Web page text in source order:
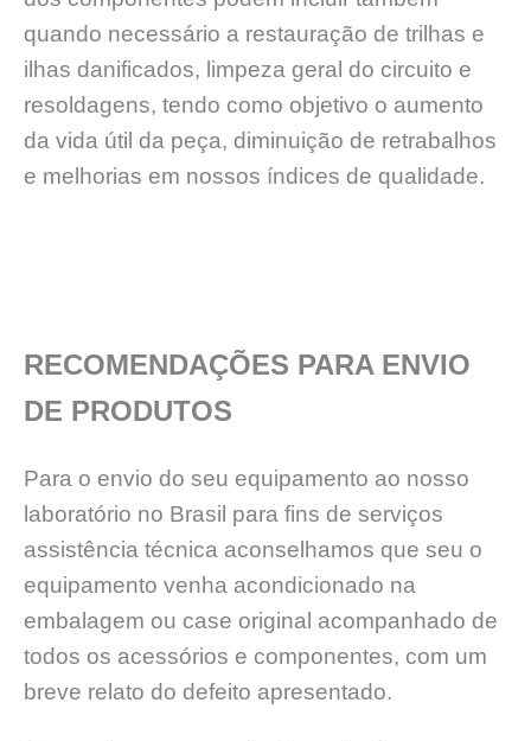
quando necessário a restauração de trilhas e
ilhas danificados, limpeza geral do circuito e
resoldagens, tendo como objetivo o aumento
da vida útil da peça, diminuição de retrabalhos
e melhorias em nossos índices de qualidade.
RECOMENDAÇÕES PARA ENVIO
DE PRODUTOS
Para o envio do seu equipamento ao nosso
laboratório no Brasil para fins de serviços
assistência técnica aconselhamos que seu o
equipamento venha acondicionado na
embalagem ou case original acompanhado de
todos os acessórios e componentes, com um
breve relato do defeito apresentado.